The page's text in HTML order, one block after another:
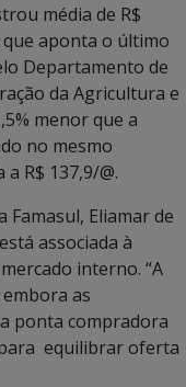
média de R$
que aponta o último
Departamento de
da Agricultura e
menor que a
no mesmo
R$ 137,9/@.
Famasul, Eliamar de
associada à
interno. “A
as
ponta compradora
equilibrar oferta